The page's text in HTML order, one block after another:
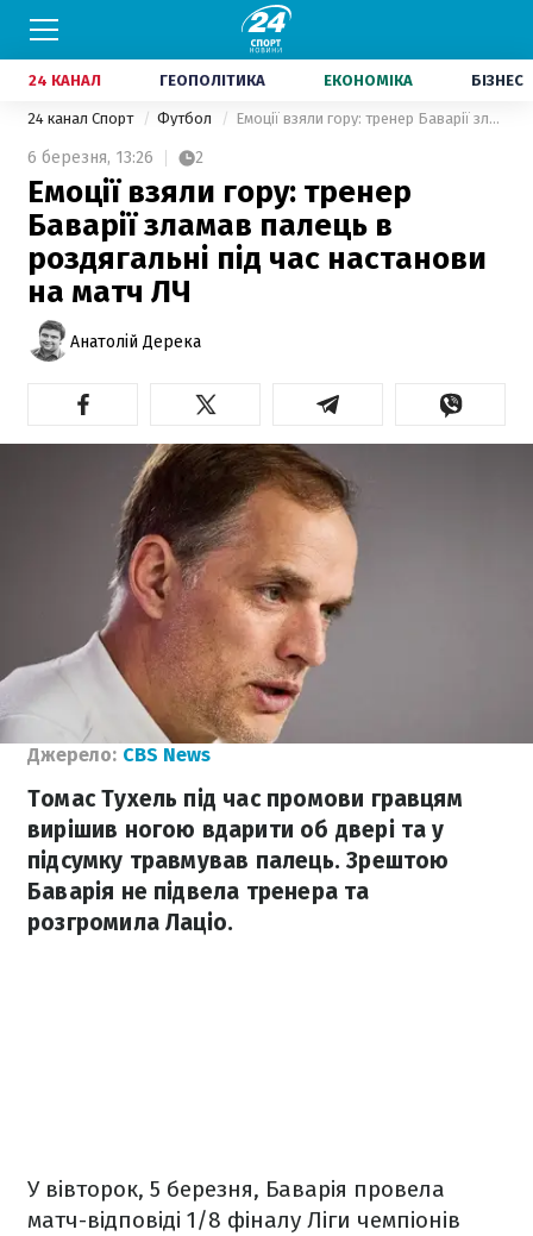
24 КАНАЛ ГЕОПОЛІТИКА ЕКОНОМІКА БІЗНЕС
24 канал Спорт Футбол Емоції взяли гору: тренер Баварії зламав палець в роздягальні під час настанови на матч ЛЧ
6 березня, 13:26 2
Емоції взяли гору: тренер
Баварії зламав палець в
роздягальні під час настанови
на матч ЛЧ
Анатолій Дерека
Джерело: CBS News
Томас Тухель під час промови гравцям
вирішив ногою вдарити об двері та у
підсумку травмував палець. Зрештою
Баварія не підвела тренера та
розгромила Лаціо.
У вівторок, 5 березня, Баварія провела
матч-відповіді 1/8 фіналу Ліги чемпіонів